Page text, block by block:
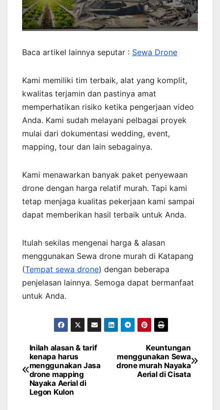
Baca artikel lainnya seputar : Sewa Drone
Kami memiliki tim terbaik, alat yang komplit,
kwalitas terjamin dan pastinya amat
memperhatikan risiko ketika pengerjaan video
Anda. Kami sudah melayani pelbagai proyek
mulai dari dokumentasi wedding, event,
mapping, tour dan lain sebagainya.
Kami menawarkan banyak paket penyewaan
drone dengan harga relatif murah. Tapi kami
tetap menjaga kualitas pekerjaan kami sampai
dapat memberikan hasil terbaik untuk Anda.
Itulah sekilas mengenai harga & alasan
menggunakan Sewa drone murah di Katapang
(Tempat sewa drone) dengan beberapa
penjelasan lainnya. Semoga dapat bermanfaat
untuk Anda.
Post
navigation
Keuntungan
menggunakan Sewa
drone murah Nayaka
Aerial di Cisata
Inilah alasan & tarif
kenapa harus
menggunakan Jasa
drone mapping
Nayaka Aerial di
Legon Kulon